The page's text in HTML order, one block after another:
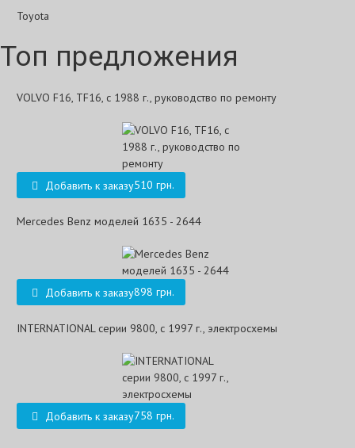
Toyota
Топ предложения
VOLVO F16, TF16, с 1988 г., руководство по ремонту
Добавить к заказу510 грн.
Mercedes Benz моделей 1635 - 2644
Добавить к заказу898 грн.
INTERNATIONAL серии 9800, с 1997 г., электросхемы
Добавить к заказу758 грн.